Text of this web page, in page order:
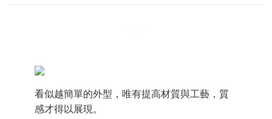
看似越簡單的外型，唯有提高材質與工藝，質
感才得以展現。